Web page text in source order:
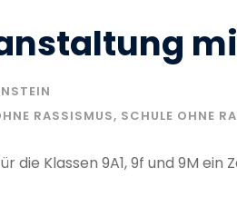
RASSISMUS, SCHULE OHNE
die Klassen 9A1, 9f und 9M